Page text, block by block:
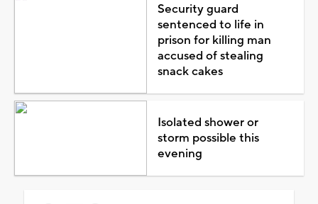
Security guard
sentenced to life in
prison for killing man
accused of stealing
snack cakes
Isolated shower or
storm possible this
evening